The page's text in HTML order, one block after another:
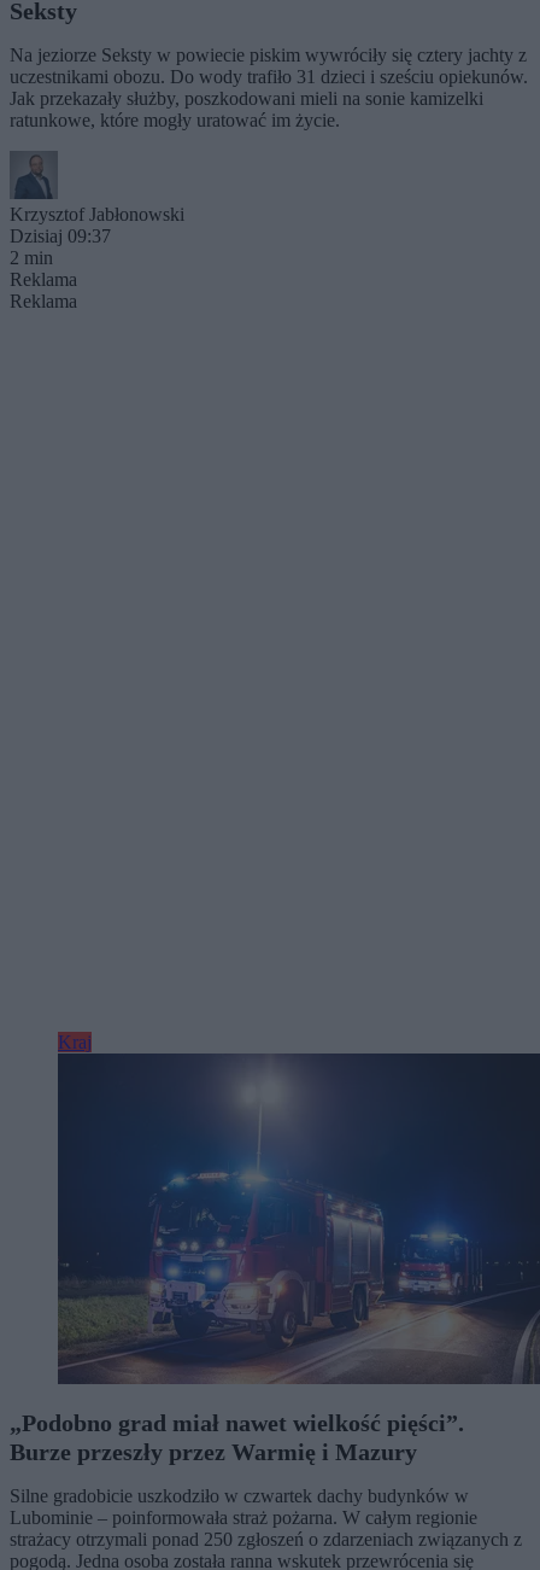
Seksty
Na jeziorze Seksty w powiecie piskim wywróciły się cztery jachty z
uczestnikami obozu. Do wody trafiło 31 dzieci i sześciu opiekunów.
Jak przekazały służby, poszkodowani mieli na sonie kamizelki
ratunkowe, które mogły uratować im życie.
Krzysztof Jabłonowski
Dzisiaj 09:37
2 min
Reklama
Reklama
Kraj
„Podobno grad miał nawet wielkość pięści”.
Burze przeszły przez Warmię i Mazury
Silne gradobicie uszkodziło w czwartek dachy budynków w
Lubominie – poinformowała straż pożarna. W całym regionie
strażacy otrzymali ponad 250 zgłoszeń o zdarzeniach związanych z
pogodą. Jedna osoba została ranna wskutek przewrócenia się